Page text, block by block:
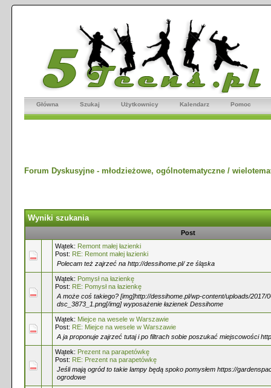
Główna Szukaj Użytkownicy Kalendarz Pomoc
Forum Dyskusyjne - młodzieżowe, ogólnotematyczne /
Wyniki szukania
Post
Wątek: Remont małej łazienki
Post: RE: Remont małej łazienki
Polecam też zajrzeć na http://dessihome.pl/ ze śląska
Wątek: Pomysł na łazienkę
Post: RE: Pomysł na łazienkę
A może coś takiego? [img]http://dessihome.pl/wp-content/uploads/2017/
dsc_3873_1.png[/img] wyposażenie łazienek Dessihome
Wątek: Miejce na wesele w Warszawie
Post: RE: Miejce na wesele w Warszawie
A ja proponuje zajrzeć tutaj i po filtrach sobie poszukać miejscowości
Wątek: Prezent na parapetówkę
Post: RE: Prezent na parapetówkę
Jeśli mają ogród to takie lampy będą spoko pomysłem https://
ogrodowe